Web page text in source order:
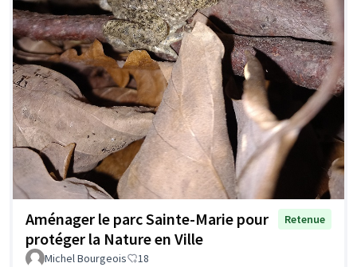
Aménager le parc Sainte-Marie pour
protéger la Nature en Ville
Retenue
Michel Bourgeois 18